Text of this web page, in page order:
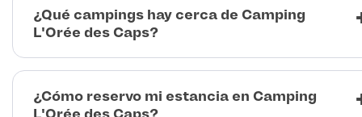
¿Qué campings hay cerca de Camping
L'Orée des Caps?
¿Cómo reservo mi estancia en Camping